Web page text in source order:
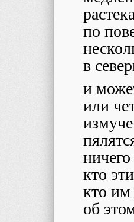
по
в
и
или
кто
кто им
об